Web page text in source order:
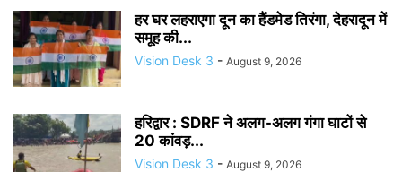
हर घर लहराएगा दून का हैंडमेड तिरंगा, देहरादून में
समूह की...
Vision Desk 3 - August 9, 2026
हरिद्वार : SDRF ने अलग-अलग गंगा घाटों से
20 कांवड़...
Vision Desk 3 - August 9, 2026